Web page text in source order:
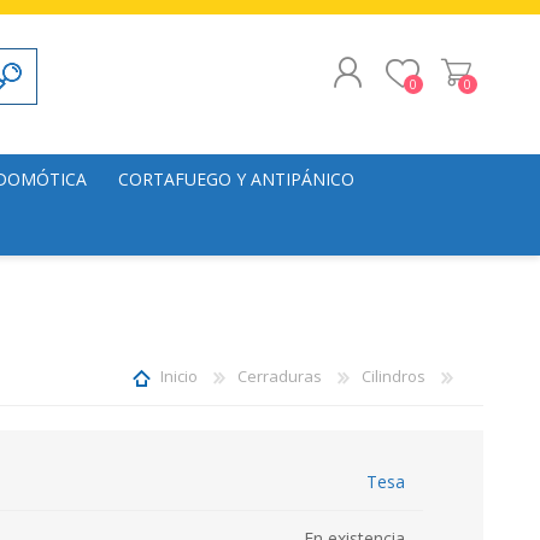
REGISTRO
0 0
CORTAFUEGO Y ANTIPÁNICO
Puertas
Inicio Cerraduras Cilindros
Tesa